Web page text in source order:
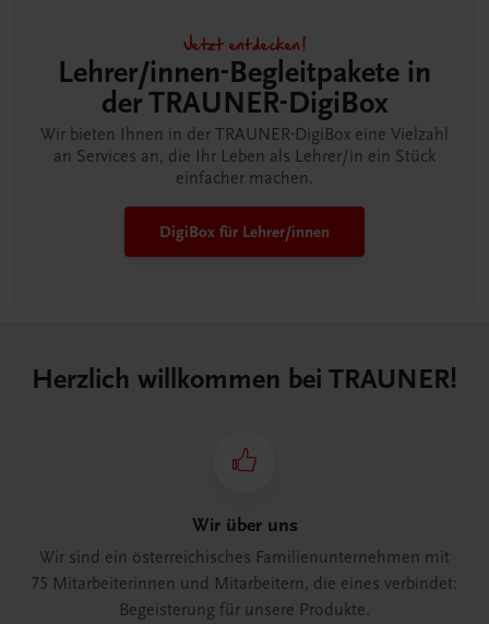
Jetzt entdecken!
Lehrer/innen-Begleitpakete in
der TRAUNER-DigiBox
Wir bieten Ihnen in der TRAUNER-DigiBox eine Vielzahl
an Services an, die Ihr Leben als Lehrer/in ein Stück
einfacher machen.
DigiBox für Lehrer/innen
Herzlich willkommen bei TRAUNER!
Wir über uns
Wir sind ein österreichisches Familienunternehmen mit
75 Mitarbeiterinnen und Mitarbeitern, die eines verbindet:
Begeisterung für unsere Produkte.